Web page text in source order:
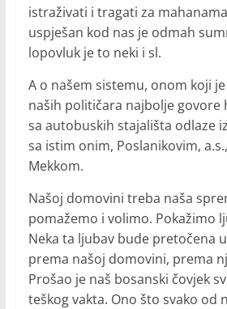
istraživati i tragati za
uspješan kod nas je odmah
lopovluk je to neki i sl.
A o našem sistemu, onom koji
naših političara najbolje govore
sa autobuskih stajališta odlaze
sa istim onim, Poslanikovim,
Mekkom.
Našoj domovini treba naša
pomažemo i volimo. Pokažimo
Neka ta ljubav bude pretočena
prema našoj domovini, prema
Prošao je naš bosanski čovjek
teškog vakta. Ono što svako od